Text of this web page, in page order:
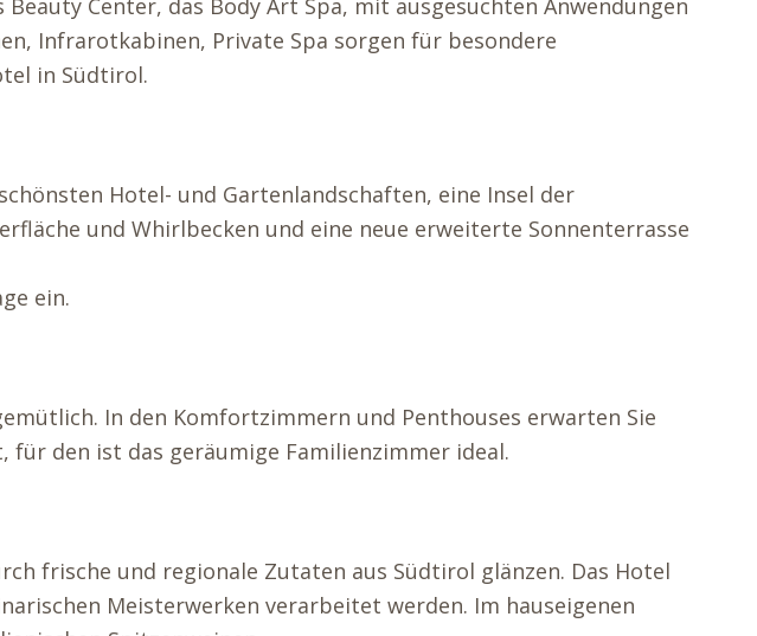
Center, das Body Art Spa, mit ausgesuchten Anwendungen
Infrarotkabinen, Private Spa sorgen für besondere
in Südtirol.
Hotel- und Gartenlandschaften, eine Insel der
und Whirlbecken und eine neue erweiterte Sonnenterrasse
ein.
In den Komfortzimmern und Penthouses erwarten Sie
den ist das geräumige Familienzimmer ideal.
frische und regionale Zutaten aus Südtirol glänzen. Das Hotel
Meisterwerken verarbeitet werden. Im hauseigenen